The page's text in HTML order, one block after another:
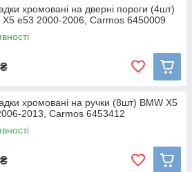
хромовані на дверні пороги (4шт)
X5 e53 2000-2006, Carmos 6450009
₴
хромовані на ручки (8шт) BMW X5
2013, Carmos 6453412
₴